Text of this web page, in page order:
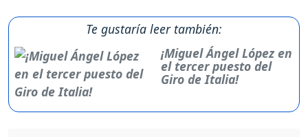
Te gustaría leer también:
¡Miguel Ángel López en
el tercer puesto del
Giro de Italia!